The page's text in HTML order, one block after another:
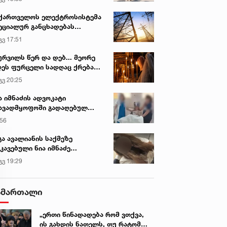
ელექტროსისტემა
განცხადებას
17:51
წერ და დებ... მეორე
ფურცელი სადღაც ქრება
სურვილი სრულდება...“ -
ტაძარი შიდა
20:25
იმნაძის ადვოკატი
გადაღებულ
ავრცელებს
ავალიანის საქმეზე
ნია იმნაძე
გადაჰყავთ
19:29
„ერთი წინადადება რომ ვთქვა,
ის გახდის ნათელს, თუ რატომ